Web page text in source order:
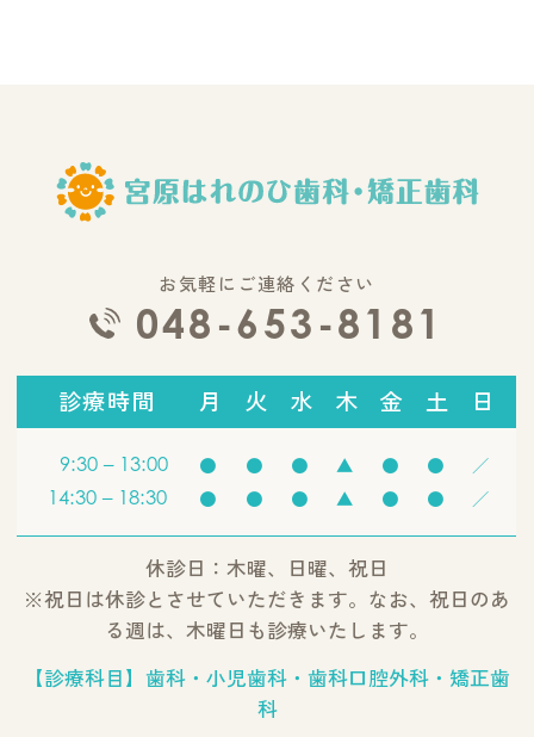
お気軽にご連絡ください
048-653-8181
診療時間 月 火 水 木 金 土 日
9:30 – 13:00 ● ● ● ▲ ● ● ／
14:30 – 18:30 ● ● ● ▲ ● ● ／
休診日：木曜、日曜、祝日
※祝日は休診とさせていただきます。なお、祝日のあ
る週は、木曜日も診療いたします。
【診療科目】歯科・小児歯科・歯科口腔外科・矯正歯
科